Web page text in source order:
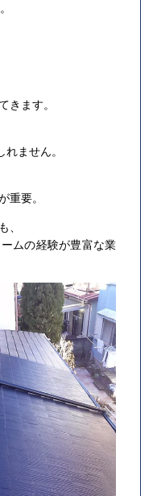
きます。
ません。
重要。
、
ムの経験が豊富な業